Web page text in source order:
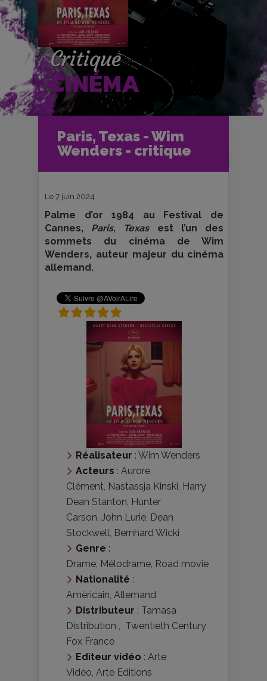
Critique
CINÉMA
Paris, Texas - Wim
Wenders - critique
Accueil
Cinéma
Critiques et fiches films
Ciné-Club
Paris, Texas - Wim Wenders - critique
Le 7 juin 2024
Palme d’or 1984 au Festival de
Cannes, Paris, Texasest l’un des
sommets du cinéma de Wim
Wenders, auteur majeur du cinéma
allemand.
Réalisateur : Wim Wenders
Acteurs : Aurore
Clément Nastassja Kinski Harry
Dean Stanton Hunter
Carson John Lurie Dean
Stockwell Bernhard Wicki
Genre :
Drame Mélodrame Road movie
Nationalité :
Américain Allemand
Distributeur : Tamasa
Distribution
Twentieth Century
Fox France
Editeur vidéo : Arte
Vidéo Arte Editions